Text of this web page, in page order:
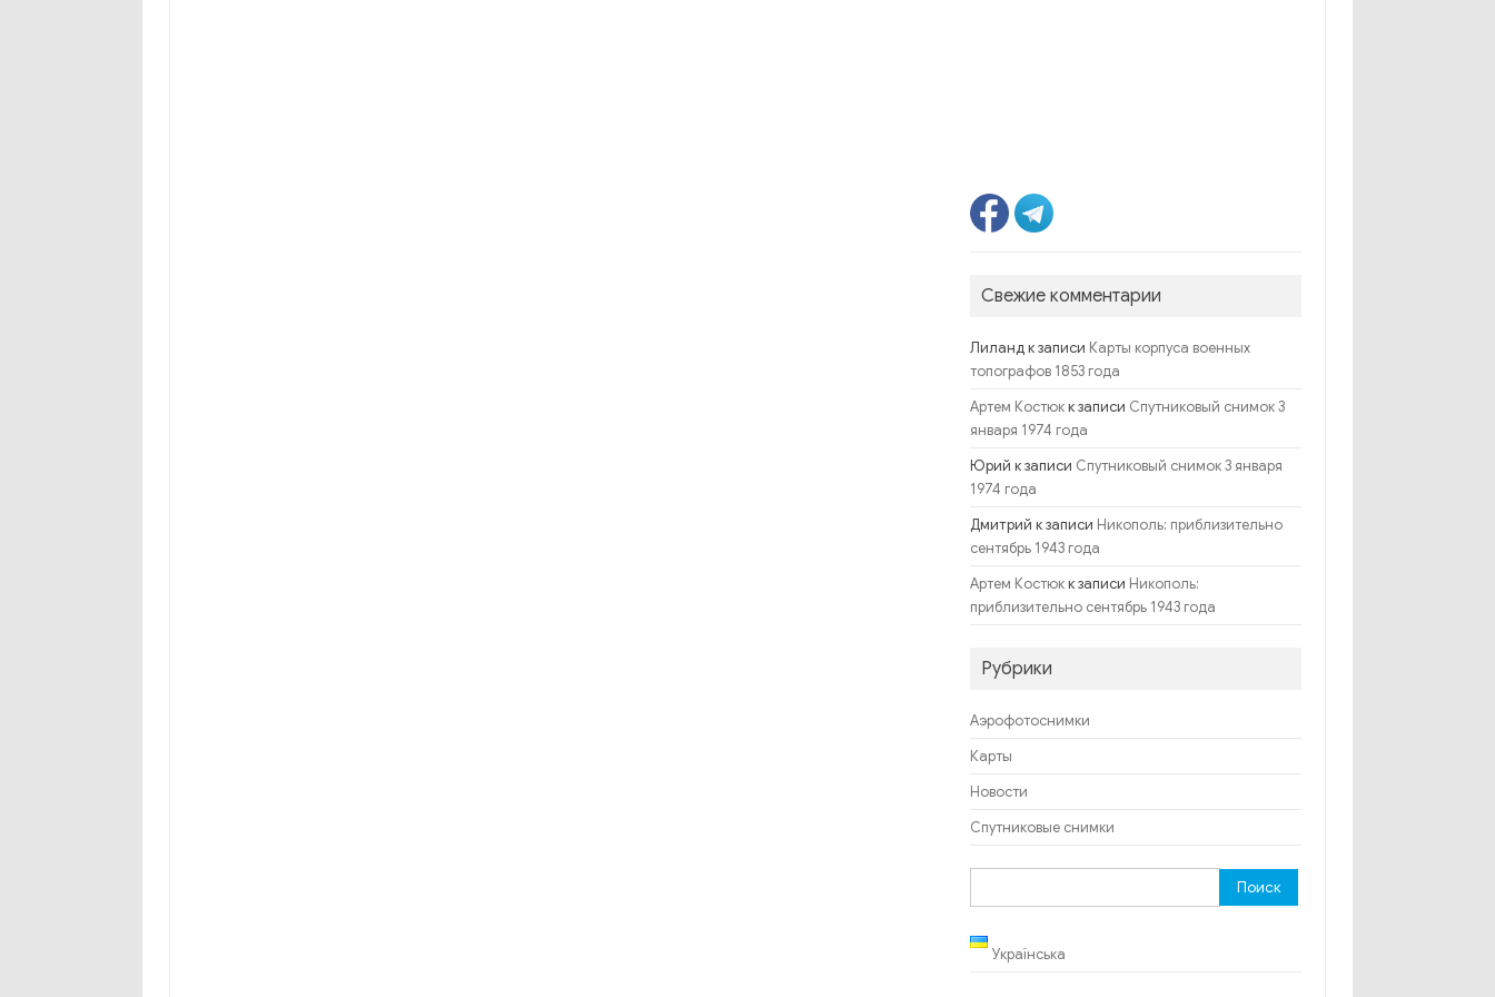
Свежие комментарии
Лиландк записи Карты корпуса военных
топографов 1853 года
Артем Костюкк записи Спутниковый снимок 3
января 1974 года
Юрий к записи Спутниковый снимок 3 января
1974 года
Дмитрий к записи Никополь: приблизительно
сентябрь 1943 года
Артем Костюкк записи Никополь:
приблизительно сентябрь 1943 года
Рубрики
Аэрофотоснимки
Карты
Новости
Спутниковые снимки
Українська